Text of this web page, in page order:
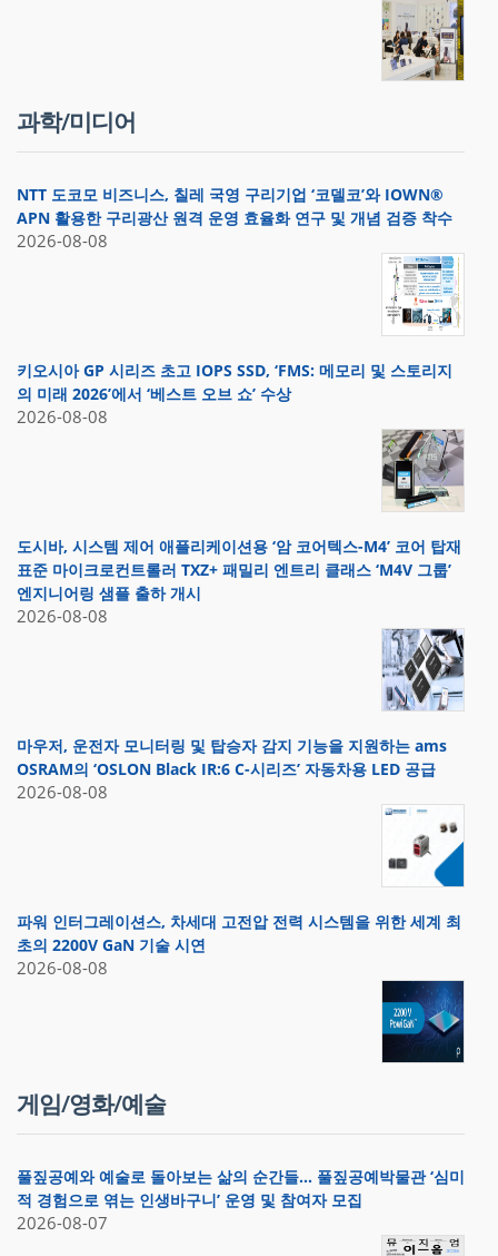
과학/미디어
NTT 도코모 비즈니스, 칠레 국영 구리기업 ‘코델코’와 IOWN®
APN 활용한 구리광산 원격 운영 효율화 연구 및 개념 검증 착수
2026-08-08
키오시아 GP 시리즈 초고 IOPS SSD, ‘FMS: 메모리 및 스토리지
의 미래 2026’에서 ‘베스트 오브 쇼’ 수상
2026-08-08
도시바, 시스템 제어 애플리케이션용 ‘암 코어텍스-M4’ 코어 탑재
표준 마이크로컨트롤러 TXZ+ 패밀리 엔트리 클래스 ‘M4V 그룹’
엔지니어링 샘플 출하 개시
2026-08-08
마우저, 운전자 모니터링 및 탑승자 감지 기능을 지원하는 ams
OSRAM의 ‘OSLON Black IR:6 C-시리즈’ 자동차용 LED 공급
2026-08-08
파워 인터그레이션스, 차세대 고전압 전력 시스템을 위한 세계 최
초의 2200V GaN 기술 시연
2026-08-08
게임/영화/예술
풀짚공예와 예술로 돌아보는 삶의 순간들… 풀짚공예박물관 ‘심미
적 경험으로 엮는 인생바구니’ 운영 및 참여자 모집
2026-08-07